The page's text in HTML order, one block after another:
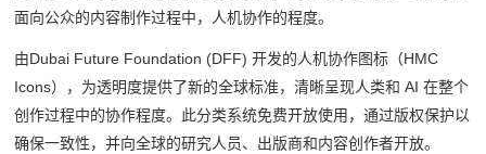
面向公众的内容制作过程中，人机协作的程度。
由Dubai Future Foundation (DFF) 开发的人机协作图标（HMC
Icons），为透明度提供了新的全球标准，清晰呈现人类和 AI 在整个
创作过程中的协作程度。此分类系统免费开放使用，通过版权保护以
确保一致性，并向全球的研究人员、出版商和内容创作者开放。